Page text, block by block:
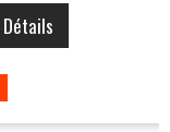
Détails